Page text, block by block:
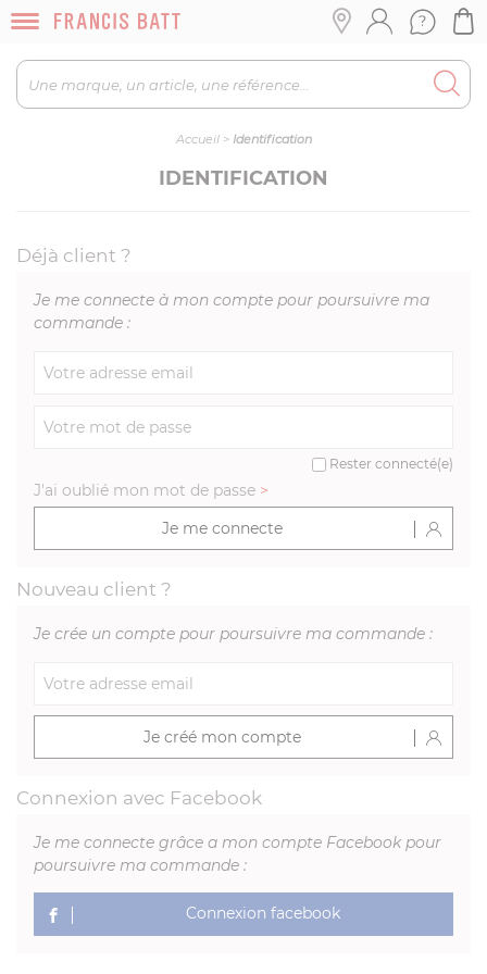
Accueil> Identification
IDENTIFICATION
Déjà client ?
Je me connecte à mon compte pour poursuivre ma
commande :
Rester connecté(e)
J'ai oublié mon mot de passe >
Je me connecte
Nouveau client ?
Je crée un compte pour poursuivre ma commande :
Je créé mon compte
Connexion avec Facebook
Je me connecte grâce a mon compte Facebook pour
poursuivre ma commande :
Connexion facebook